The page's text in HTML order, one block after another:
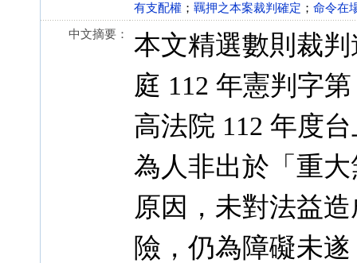
有支配權 ； 羈押之本案裁判確定 ； 命令在
中文摘要：
本文精選數則裁
庭 112 年憲判字
高法院 112 年度
為人非出於「重
原因，未對法益
險，仍為障礙未